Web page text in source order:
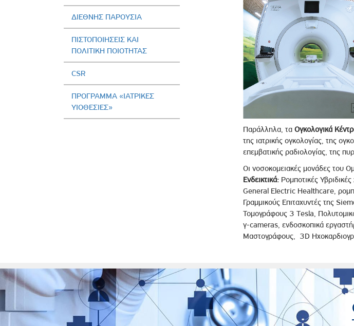
ΔΙΕΘΝΗΣ ΠΑΡΟΥΣΙΑ
ΠΙΣΤΟΠΟΙΗΣΕΙΣ ΚΑΙ
ΠΟΛΙΤΙΚΗ ΠΟΙΟΤΗΤΑΣ
CSR
ΠΡΟΓΡΑΜΜΑ «ΙΑΤΡΙΚΕΣ
ΥΙΟΘΕΣΙΕΣ»
Παράλληλα, τα Ογκολογικά
της ιατρικής ογκολογίας, της
επεμβατικής ραδιολογίας, της
Οι νοσοκομειακές μονάδες του
Ενδεικτικά: Ρομποτικές
General Electric Healthcare,
Γραμμικούς Επιταχυντές της
Τομογράφους 3 Τesla,
γ-cameras, ενδοσκοπικά
Μαστογράφους, 3D